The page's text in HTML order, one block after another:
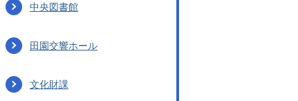
中央図書館
田園交響ホール
文化財課